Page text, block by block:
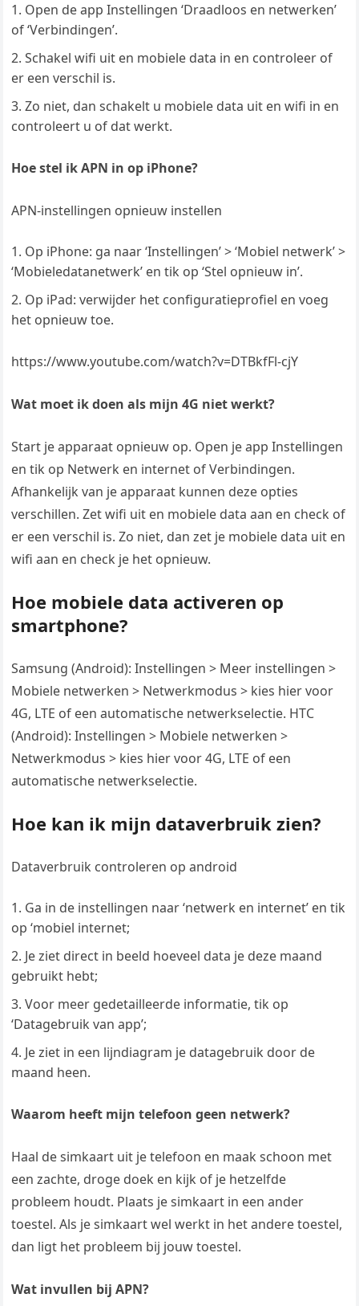
Open de app Instellingen ‘Draadloos en netwerken’
of ‘Verbindingen’.
Schakel wifi uit en mobiele data in en controleer of
er een verschil is.
Zo niet, dan schakelt u mobiele data uit en wifi in en
controleert u of dat werkt.
Hoe stel ik APN in op iPhone?
APN-instellingen opnieuw instellen
Op iPhone: ga naar ‘Instellingen’ > ‘Mobiel netwerk’ >
‘Mobieledatanetwerk’ en tik op ‘Stel opnieuw in’.
Op iPad: verwijder het configuratieprofiel en voeg
het opnieuw toe.
https://www.youtube.com/watch?v=DTBkfFl-cjY
Wat moet ik doen als mijn 4G niet werkt?
Start je apparaat opnieuw op. Open je app Instellingen
en tik op Netwerk en internet of Verbindingen.
Afhankelijk van je apparaat kunnen deze opties
verschillen. Zet wifi uit en mobiele data aan en check of
er een verschil is. Zo niet, dan zet je mobiele data uit en
wifi aan en check je het opnieuw.
Hoe mobiele data activeren op
smartphone?
Samsung (Android): Instellingen > Meer instellingen >
Mobiele netwerken > Netwerkmodus > kies hier voor
4G, LTE of een automatische netwerkselectie. HTC
(Android): Instellingen > Mobiele netwerken >
Netwerkmodus > kies hier voor 4G, LTE of een
automatische netwerkselectie.
Hoe kan ik mijn dataverbruik zien?
Dataverbruik controleren op android
Ga in de instellingen naar ‘netwerk en internet’ en tik
op ‘mobiel internet;
Je ziet direct in beeld hoeveel data je deze maand
gebruikt hebt;
Voor meer gedetailleerde informatie, tik op
‘Datagebruik van app’;
Je ziet in een lijndiagram je datagebruik door de
maand heen.
Waarom heeft mijn telefoon geen netwerk?
Haal de simkaart uit je telefoon en maak schoon met
een zachte, droge doek en kijk of je hetzelfde
probleem houdt. Plaats je simkaart in een ander
toestel. Als je simkaart wel werkt in het andere toestel,
dan ligt het probleem bij jouw toestel.
Wat invullen bij APN?